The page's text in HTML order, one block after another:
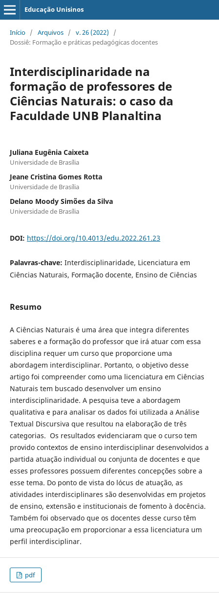
Educação Unisinos
Início / Arquivos / v. 26 (2022)
/
Dossiê: Formação e práticas pedagógicas docentes
Interdisciplinaridade na
formação de professores de
Ciências Naturais: o caso da
Faculdade UNB Planaltina
Juliana Eugênia Caixeta
Universidade de Brasília
Jeane Cristina Gomes Rotta
Universidade de Brasília
Delano Moody Simões da Silva
Universidade de Brasília
DOI: https://doi.org/10.4013/edu.2022.261.23
Palavras-chave: Interdisciplinaridade, Licenciatura em
Ciências Naturais, Formação docente, Ensino de Ciências
Resumo
A Ciências Naturais é uma área que integra diferentes
saberes e a formação do professor que irá atuar com essa
disciplina requer um curso que proporcione uma
abordagem interdisciplinar. Portanto, o objetivo desse
artigo foi compreender como uma licenciatura em Ciências
Naturais tem buscado desenvolver um ensino
interdisciplinaridade. A pesquisa teve a abordagem
qualitativa e para analisar os dados foi utilizada a Análise
Textual Discursiva que resultou na elaboração de três
categorias. Os resultados evidenciaram que o curso tem
provido contextos de ensino interdisciplinar desenvolvidos a
partida atuação individual ou conjunta de docentes e que
esses professores possuem diferentes concepções sobre a
esse tema. Do ponto de vista do lócus de atuação, as
atividades interdisciplinares são desenvolvidas em projetos
de ensino, extensão e institucionais de fomento à docência.
Também foi observado que os docentes desse curso têm
uma preocupação em proporcionar a essa licenciatura um
perfil interdisciplinar.
pdf